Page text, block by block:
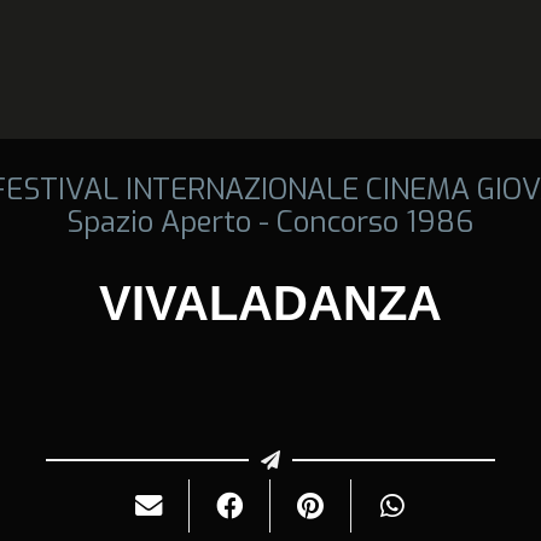
INTERNAZIONALE CINEMA
Spazio Aperto - Concorso 1986
VIVALADANZA